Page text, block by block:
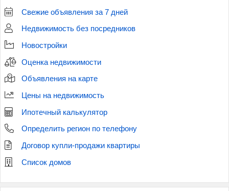
Свежие объявления за 7 дней
Недвижимость без посредников
Новостройки
Оценка недвижимости
Объявления на карте
Цены на недвижимость
Ипотечный калькулятор
Определить регион по телефону
Договор купли-продажи квартиры
Список домов